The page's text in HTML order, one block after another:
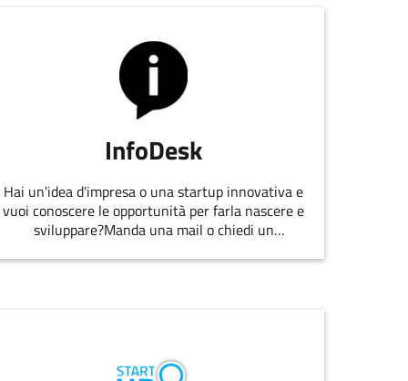
InfoDesk
Hai un'idea d'impresa o una startup innovativa e
vuoi conoscere le opportunità per farla nascere e
sviluppare?Manda una mail o chiedi un
EmiliaRomagnaStartUp.